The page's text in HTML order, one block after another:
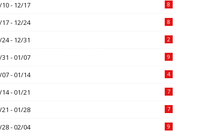
10 - 12/17 8
17 - 12/24 8
24 - 12/31 2
31 - 01/07 9
- 01/14 4
- 01/21 7
- 01/28 7
- 02/04 9